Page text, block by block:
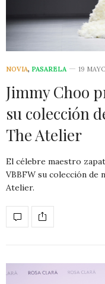
NOVIA, PASARELA 19
Jimmy Choo
su colección
The Atelier
El célebre maestro
VBBFW su colección de
Atelier.